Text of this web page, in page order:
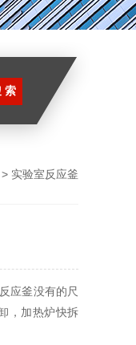
> 实验室反应釜
应釜没有的尺
，加热炉快拆